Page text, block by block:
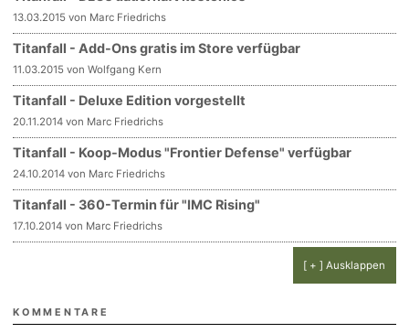
13.03.2015 von Marc Friedrichs
Titanfall - Add-Ons gratis im Store verfügbar
11.03.2015 von Wolfgang Kern
Titanfall - Deluxe Edition vorgestellt
20.11.2014 von Marc Friedrichs
Titanfall - Koop-Modus "Frontier Defense" verfügbar
24.10.2014 von Marc Friedrichs
Titanfall - 360-Termin für "IMC Rising"
17.10.2014 von Marc Friedrichs
[ + ] Ausklappen
KOMMENTARE